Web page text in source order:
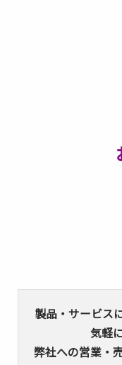
製品・サービス
気軽
弊社への営業・